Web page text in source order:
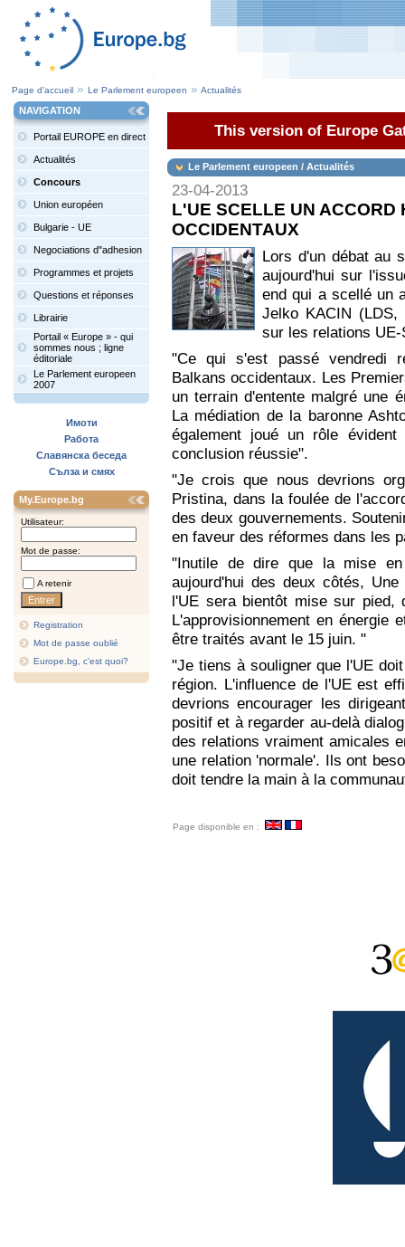
Page d’accueil Le Parlement europeen Actualités
NAVIGATION
Portail EUROPE en direct
Actualités
Concours
Union européen
Bulgarie - UE
Negociations d"adhesion
Programmes et projets
Questions et réponses
Librairie
Portail « Europe » - qui
sommes nous ; ligne
éditoriale
Le Parlement europeen
2007
Имоти
Работа
Славянска беседа
Сълза и смях
My.Europe.bg
Utilisateur:
Mot de passe:
A retenir
Registration
Mot de passe oublié
Europe.bg, c'est quoi?
This version of Europe
Le Parlement europeen / Actualités
23-04-2013
L'UE SCELLE UN
OCCIDENTAUX
Lors d'un débat au
aujourd'hui sur
end qui a scellé un
Jelko KACIN (LDS,
sur les relations
"Ce qui s'est passé vendredi
Balkans occidentaux. Les
un terrain d'entente malgré une
La médiation de la baronne
également joué un rôle
conclusion réussie".
"Je crois que nous devrions
Pristina, dans la foulée de
des deux gouvernements.
en faveur des réformes dans les
"Inutile de dire que la mise
aujourd'hui des deux côtés,
l'UE sera bientôt mise sur
L'approvisionnement en énergie
être traités avant le 15 juin. "
"Je tiens à souligner que l'UE
région. L'influence de l'UE est
devrions encourager les
positif et à regarder au-delà
des relations vraiment amicales
une relation 'normale'. Ils ont
doit tendre la main à la
Page disponible en :